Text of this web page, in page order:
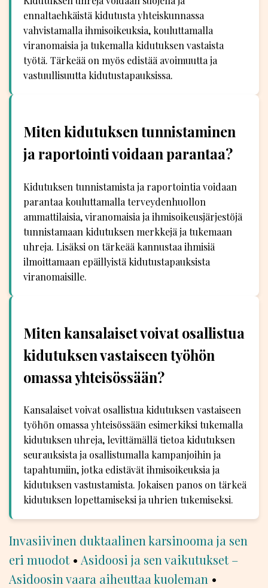
ennaltaehkäistä kidutusta yhteiskunnassa
vahvistamalla ihmisoikeuksia, kouluttamalla
viranomaisia ja tukemalla kidutuksen vastaista
työtä. Tärkeää on myös edistää avoimuutta ja
vastuullisuutta kidutustapauksissa.
Miten kidutuksen tunnistaminen
ja raportointi voidaan parantaa?
Kidutuksen tunnistamista ja raportointia voidaan
parantaa kouluttamalla terveydenhuollon
ammattilaisia, viranomaisia ja ihmisoikeusjärjestöjä
tunnistamaan kidutuksen merkkejä ja tukemaan
uhreja. Lisäksi on tärkeää kannustaa ihmisiä
ilmoittamaan epäillyistä kidutustapauksista
viranomaisille.
Miten kansalaiset voivat osallistua
kidutuksen vastaiseen työhön
omassa yhteisössään?
Kansalaiset voivat osallistua kidutuksen vastaiseen
työhön omassa yhteisössään esimerkiksi tukemalla
kidutuksen uhreja, levittämällä tietoa kidutuksen
seurauksista ja osallistumalla kampanjoihin ja
tapahtumiin, jotka edistävät ihmisoikeuksia ja
kidutuksen vastustamista. Jokaisen panos on tärkeä
kidutuksen lopettamiseksi ja uhrien tukemiseksi.
Invasiivinen duktaalinen karsinooma ja sen
eri muodot• Asidoosi ja sen vaikutukset –
Asidoosin vaara aiheuttaa kuoleman •